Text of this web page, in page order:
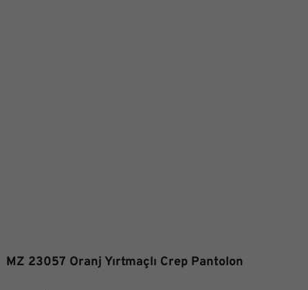
MZ 23057 Oranj Yırtmaçlı Crep Pantolon